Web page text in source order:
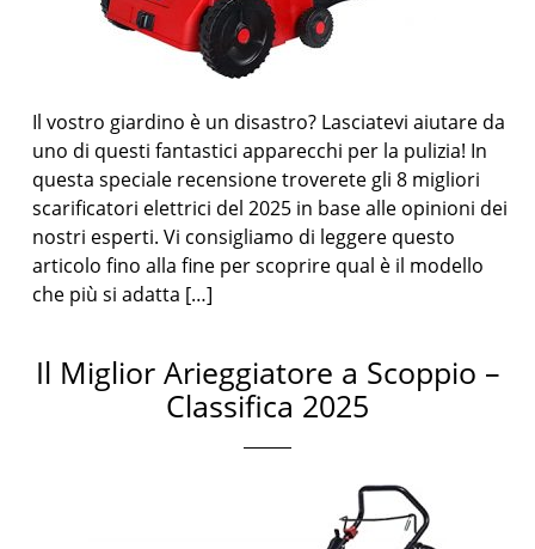
Il vostro giardino è un disastro? Lasciatevi aiutare da
uno di questi fantastici apparecchi per la pulizia! In
questa speciale recensione troverete gli 8 migliori
scarificatori elettrici del 2025 in base alle opinioni dei
nostri esperti. Vi consigliamo di leggere questo
articolo fino alla fine per scoprire qual è il modello
che più si adatta […]
Il Miglior Arieggiatore a Scoppio –
Classifica 2025